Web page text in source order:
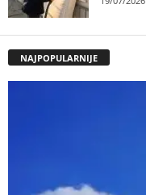
NAJPOPULARNIJE